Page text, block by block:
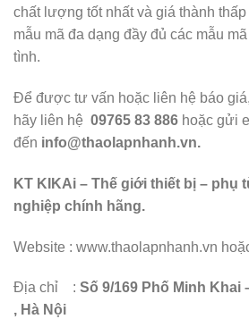
chất lượng tốt nhất và giá thành
mẫu mã đa dạng đầy đủ các mẫu
tình.
Để được tư vấn hoặc liên hệ báo
hãy liên hệ 09765 83 886 hoặc gửi
đến info@thaolapnhanh.vn.
KT KIKAi – Thế giới thiết bị – phụ
nghiệp chính hãng.
Website : www.thaolapnhanh.vn
Địa chỉ : Số 9/169 Phố Minh Khai
, Hà Nội